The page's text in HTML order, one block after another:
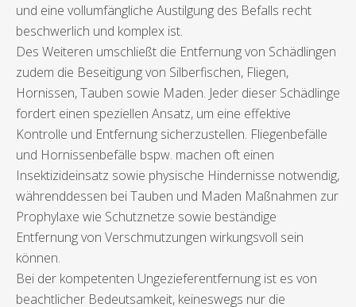
und eine vollumfängliche Austilgung des Befalls recht
beschwerlich und komplex ist.
Des Weiteren umschließt die Entfernung von Schädlingen
zudem die Beseitigung von Silberfischen, Fliegen,
Hornissen, Tauben sowie Maden. Jeder dieser Schädlinge
fordert einen speziellen Ansatz, um eine effektive
Kontrolle und Entfernung sicherzustellen. Fliegenbefälle
und Hornissenbefälle bspw. machen oft einen
Insektizideinsatz sowie physische Hindernisse notwendig,
währenddessen bei Tauben und Maden Maßnahmen zur
Prophylaxe wie Schutznetze sowie beständige
Entfernung von Verschmutzungen wirkungsvoll sein
können.
Bei der kompetenten Ungezieferentfernung ist es von
beachtlicher Bedeutsamkeit, keineswegs nur die